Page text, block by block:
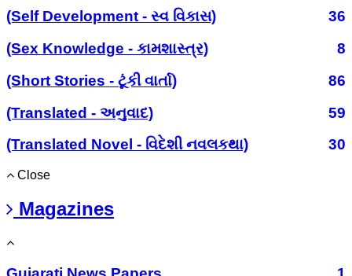
(Self Development - સ્વ વિકાસ)
36
(Sex Knowledge - કામશાસ્ત્ર)
8
(Short Stories - ટૂંકી વાર્તા)
86
(Translated - અનુવાદ)
59
(Translated Novel - વિદેશી નવલકથા)
30
Close
Magazines